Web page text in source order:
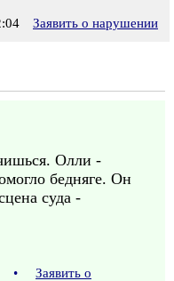
Заявить о нарушении
Олли -
бедняге. Он
суда -
•
Заявить о